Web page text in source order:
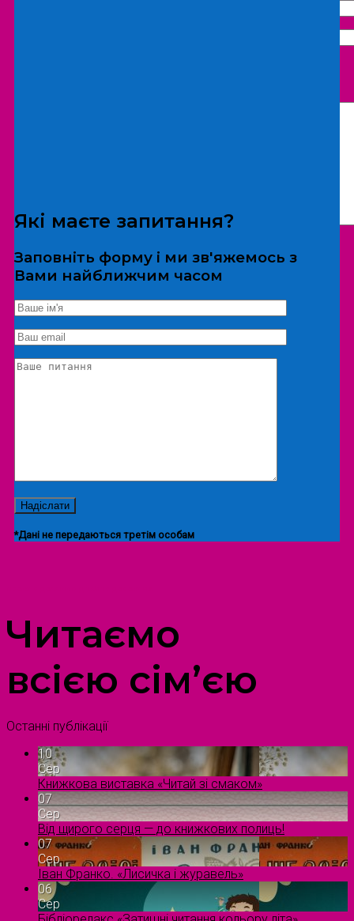
*Дані не передаються третім особам
Екскурсія/локація
Які маєте запитання?
Заповніть форму і ми зв'яжемось з
Вами найближчим часом
*Дані не передаються третім особам
Читаємо
всією сім’єю
Останні публікації
10
Сер
Книжкова виставка «Читай зі смаком»
07
Сер
Від щирого серця — до книжкових полиць!
07
Сер
Іван Франко. «Лисичка і журавель»
06
Сер